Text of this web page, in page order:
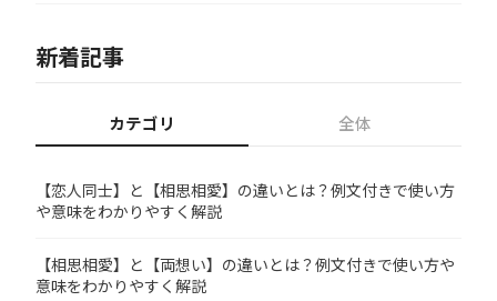
新着記事
カテゴリ 全体
【恋人同士】と【相思相愛】の違いとは？例文付きで使い方
や意味をわかりやすく解説
【相思相愛】と【両想い】の違いとは？例文付きで使い方や
意味をわかりやすく解説